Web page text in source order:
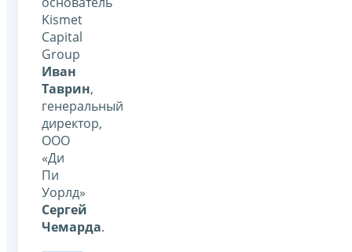
Kismet
Capital
Group
Иван
Таврин,
генеральный
директор,
ООО
«Ди
Пи
Уорлд»
Сергей
Чемарда.